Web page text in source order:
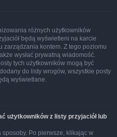
różnych użytkowników
będą wyświetleni na karcie
zarządzania kontem. Z tego poziomu
wysłać prywatną wiadomość.
tych użytkowników mogą być
do listy wrogów, wszystkie posty
wyświetlane.
użytkowników z listy przyjaciół lub
Po pierwsze, klikając w